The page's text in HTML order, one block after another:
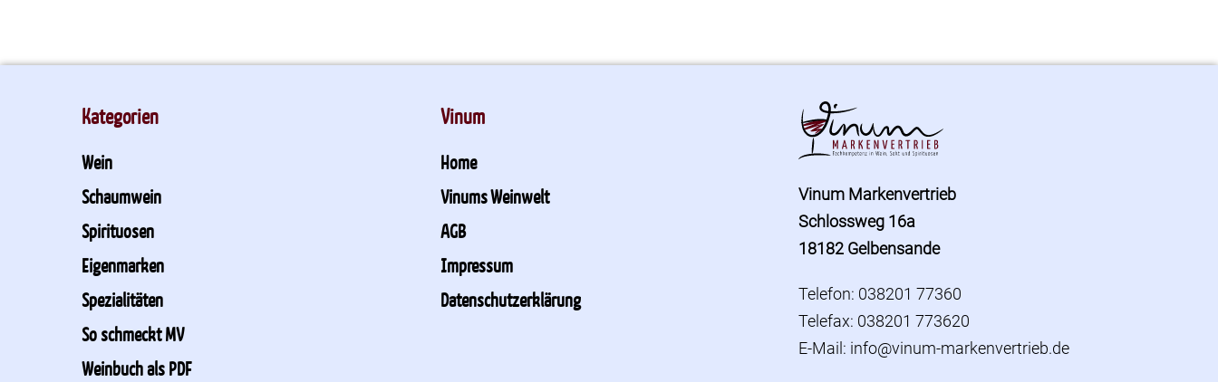
Kategorien
Wein
Schaumwein
Spirituosen
Eigenmarken
Spezialitäten
So schmeckt MV
Weinbuch als PDF
Vinum
Home
Vinums Weinwelt
AGB
Impressum
Datenschutzerklärung
Vinum Markenvertrieb
Schlossweg 16a
18182 Gelbensande
Telefon: 038201 77360
Telefax: 038201 773620
E-Mail: info@vinum-markenvertrieb.de